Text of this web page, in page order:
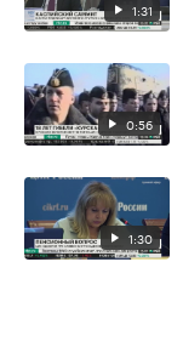
1:31
0:56
1:30